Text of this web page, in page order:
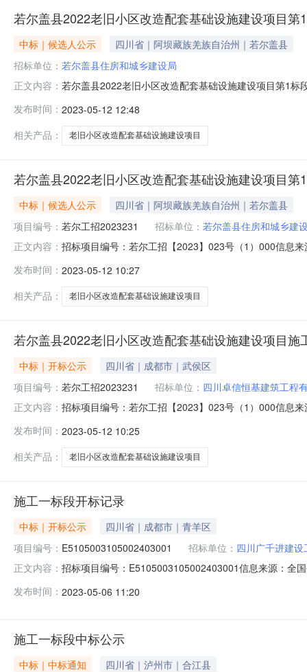
若尔盖县2022老旧小区改造配套基础设施建设项目第
中标｜候选人公示
四川省｜阿坝藏族羌族自治州｜若尔盖县
招标单位： 若尔盖县住房和城乡建设局
正文内容： 若尔盖县2022老旧小区改造配套基础设施建设项目第1
15283716867招标代理机构四川程锦工程项目管理有限
发布时间： 2023-05-12 12:48
相关产品：
老旧小区改造配套基础设施建设项目
若尔盖县2022老旧小区改造配套基础设施建设项目第
中标｜候选人公示
四川省｜阿坝藏族羌族自治州｜若尔盖县
项目编号： 若尔工招2023231 招标单位： 若尔盖县住房和城乡建
正文内容： 招标项目编号：若尔工招【2023】023号（1）000信息
交易系统2.阿坝州政府采购电子交易系统3.阿坝州国有产
发布时间： 2023-05-12 10:27
相关产品：
老旧小区改造配套基础设施建设项目
若尔盖县2022老旧小区改造配套基础设施建设项目施
中标｜开标公示
四川省｜成都市｜武侯区
项目编号： 若尔工招2023231 招标单位： 四川卓信恒基建筑工程
正文内容： 招标项目编号：若尔工招【2023】023号（1）000信息
电子交易系统2.阿坝州政府采购电子交易系统3.阿坝州国
发布时间： 2023-05-12 10:25
相关产品：
老旧小区改造配套基础设施建设项目
施工一标段开标记录
中标｜开标公示
四川省｜成都市｜青羊区
项目编号： E5105003105002403001 招标单位： 四川广千进建
正文内容： 招标项目编号：E5105003105002403001信息来源：全
标时间：2023年04月28日序号投标人名称投标文件密封
发布时间： 2023-05-06 11:20
施工一标段中标公示
中标｜中标通知
四川省｜泸州市｜合江县